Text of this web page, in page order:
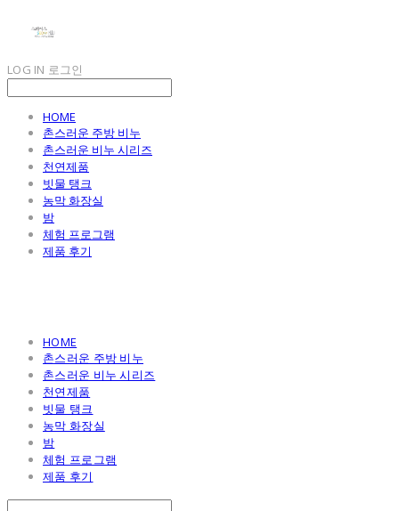
LOG IN 로그인
HOME
촌스러운 주방 비누
촌스러운 비누 시리즈
천연제품
빗물 탱크
농막 화장실
밤
체험 프로그램
제품 후기
HOME
촌스러운 주방 비누
촌스러운 비누 시리즈
천연제품
빗물 탱크
농막 화장실
밤
체험 프로그램
제품 후기